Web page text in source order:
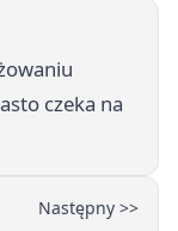
czeka na
Następny >>